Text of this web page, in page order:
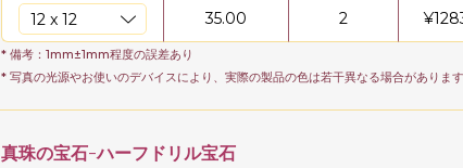
35.00 2 ¥
* 備考：1mm±1mm程度の誤差あり
* 写真の光源やお使いのデバイスにより、実際の製品の色は若干異なる場合があります
真珠の宝石-ハーフドリル宝石